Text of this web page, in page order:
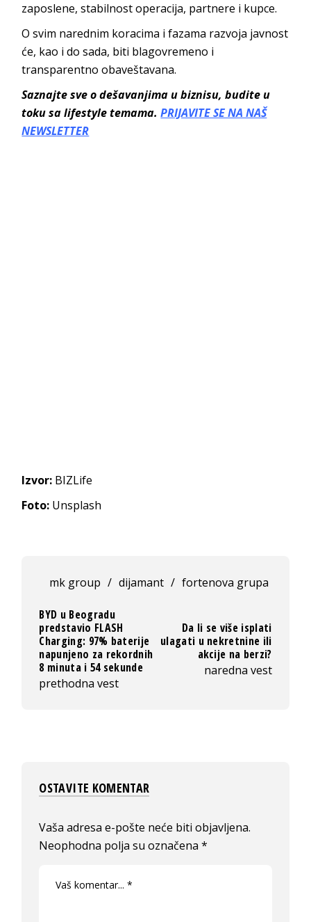
zaposlene, stabilnost operacija, partnere i kupce.
O svim narednim koracima i fazama razvoja javnost
će, kao i do sada, biti blagovremeno i
transparentno obaveštavana.
Saznajte sve o dešavanjima u biznisu, budite u
toku sa lifestyle temama.PRIJAVITE SE NA NAŠ
NEWSLETTER
Izvor: BIZLife
Foto: Unsplash
mk group / dijamant / fortenova grupa
BYD u Beogradu
predstavio FLASH
Charging: 97% baterije
napunjeno za rekordnih
8 minuta i 54 sekunde
prethodna vest
Da li se više isplati
ulagati u nekretnine ili
akcije na berzi?
naredna vest
OSTAVITE KOMENTAR
Vaša adresa e-pošte neće biti objavljena.
Neophodna polja su označena*